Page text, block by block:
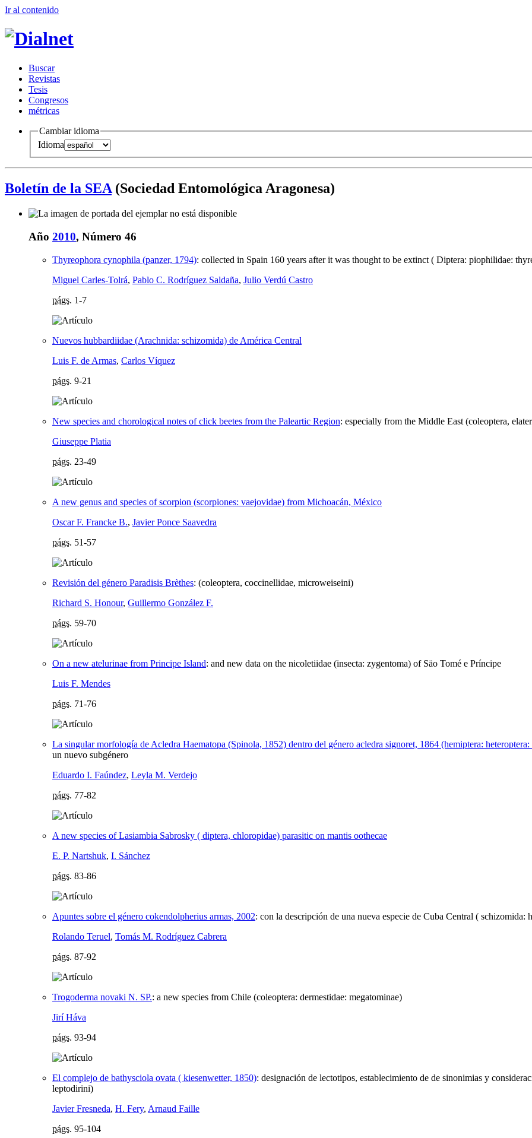
Ir al contenido
Buscar
Revistas
Tesis
Congresos
métricas
Cambiar idioma
Idioma
Boletín de la SEA(Sociedad Entomológica Aragonesa)
Año 2010, Número 46
Thyreophora cynophila (panzer, 1794): collected in Spain 160 years after it was thought to be extinct ( Diptera: piophilidae:
Miguel Carles-Tolrá, Pablo C. Rodríguez Saldaña, Julio Verdú Castro
págs. 1-7
Nuevos hubbardiidae (Arachnida: schizomida) de América Central
Luis F. de Armas, Carlos Víquez
págs. 9-21
New species and chorological notes of click beetes from the Paleartic Region: especially from the Middle East (coleoptera,
Giuseppe Platia
págs. 23-49
A new genus and species of scorpion (scorpiones: vaejovidae) from Michoacán, México
Oscar F. Francke B., Javier Ponce Saavedra
págs. 51-57
Revisión del género Paradisis Brèthes: (coleoptera, coccinellidae, microweiseini)
Richard S. Honour, Guillermo González F.
págs. 59-70
On a new atelurinae from Principe Island: and new data on the nicoletiidae (insecta: zygentoma) of Säo Tomé e Príncipe
Luis F. Mendes
págs. 71-76
La singular morfología de Acledra Haematopa (Spinola, 1852) dentro del género acledra signoret, 1864 (hemiptera: heteroptera:
un nuevo subgénero
Eduardo I. Faúndez, Leyla M. Verdejo
págs. 77-82
A new species of Lasiambia Sabrosky ( diptera, chloropidae) parasitic on mantis oothecae
E. P. Nartshuk, I. Sánchez
págs. 83-86
Apuntes sobre el género cokendolpherius armas, 2002: con la descripción de una nueva especie de Cuba Central ( schizomida:
Rolando Teruel, Tomás M. Rodríguez Cabrera
págs. 87-92
Trogoderma novaki N. SP.: a new species from Chile (coleoptera: dermestidae: megatominae)
Jirí Háva
págs. 93-94
El complejo de bathysciola ovata ( kiesenwetter, 1850): designación de lectotipos, establecimiento de de sinonimias y
leptodirini)
Javier Fresneda, H. Fery, Arnaud Faille
págs. 95-104